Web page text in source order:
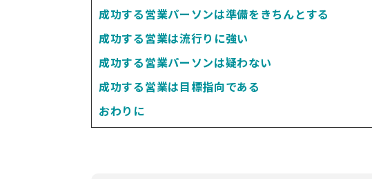
成功する営業パーソンは準備をきちんとする
成功する営業は流行りに強い
成功する営業パーソンは疑わない
成功する営業は目標指向である
おわりに